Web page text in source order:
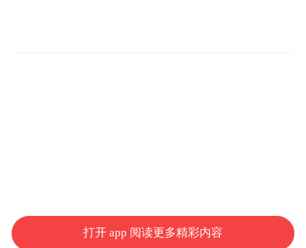
系统推进山体修复、泸溪河综合整治，全面
清退高耗能高污染养殖，沿河绿道、悦溪谷
打开 app 阅读更多精彩内容